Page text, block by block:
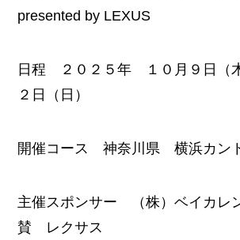
presented by LEXUS
日程 ２０２５年 １０月９日（
２日（日）
開催コース 神奈川県 横浜カン
主催スポンサー （株）ベイカ
賛 レクサス